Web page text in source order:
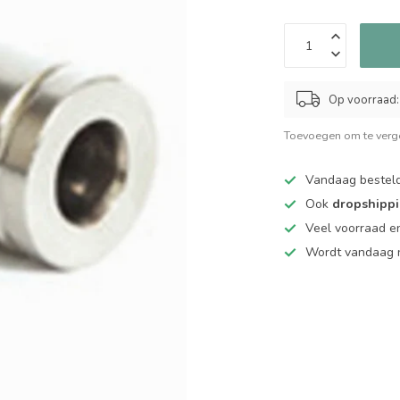
Op
Toevoegen om te
Vandaag
Ook
Veel voorraad
Wordt